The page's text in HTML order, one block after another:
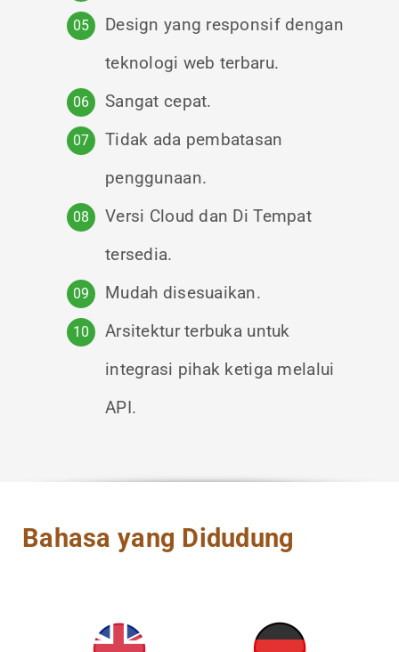
Design yang responsif dengan
teknologi web terbaru.
Sangat cepat.
Tidak ada pembatasan
penggunaan.
Versi Cloud dan Di Tempat
tersedia.
Mudah disesuaikan.
Arsitektur terbuka untuk
integrasi pihak ketiga melalui
API.
Bahasa yang Didudung